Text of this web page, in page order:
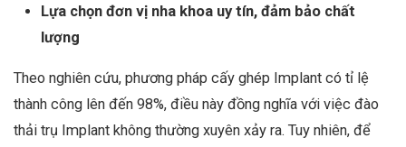
Lựa chọn đơn vị nha khoa uy tín, đảm bảo chất
lượng
Theo nghiên cứu, phương pháp cấy ghép Implant có tỉ lệ
thành công lên đến 98%, điều này đồng nghĩa với việc đào
thải trụ Implant không thường xuyên xảy ra. Tuy nhiên, để